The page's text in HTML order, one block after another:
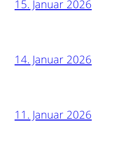
15. Januar 2026
14. Januar 2026
11. Januar 2026